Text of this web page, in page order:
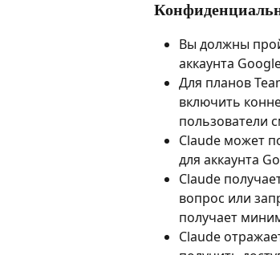
Вы должны
аккаунта
Для планов
включить
пользователи
Claude может
для аккаунта
Claude
вопрос или
получает
Claude